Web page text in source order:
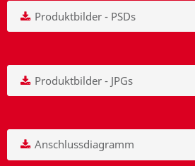
Produktbilder - PSDs
Produktbilder - JPGs
Anschlussdiagramm